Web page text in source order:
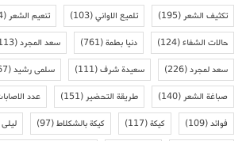
تكثيف الشعر(195) تلميع الاواني(103) تنعيم الشعر(434)
حالات الشفاء(124) دنيا بطمة(761) سعد المجرد(113)
سعد لمجرد(226) سعيدة شرف(111) سلمى رشيد(167)
صباغة الشعر(140) طريقة التحضير(151) عدد
فوائد(109) كيكة(117) كيكة بالشكلاط(97)